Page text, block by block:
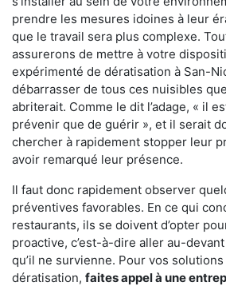
prendre les mesures idoines à leur
que le travail sera plus complexe.
assurerons de mettre à votre
expérimenté de dératisation à San-
débarrasser de tous ces nuisibles
abriterait. Comme le dit l’adage, « il
prévenir que de guérir », et il serait
chercher à rapidement stopper leur
avoir remarqué leur présence.
Il faut donc rapidement observer
préventives favorables. En ce qui
restaurants, ils se doivent d’opter
proactive, c’est-à-dire aller au-
qu’il ne survienne. Pour vos
dératisation, faites appel à une